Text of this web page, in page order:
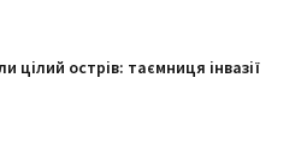
цілий острів: таємниця інвазії